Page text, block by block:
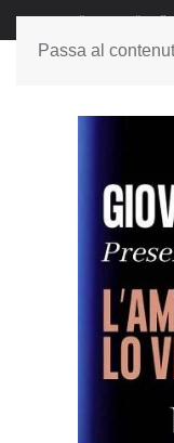
Passa al
#sanremo